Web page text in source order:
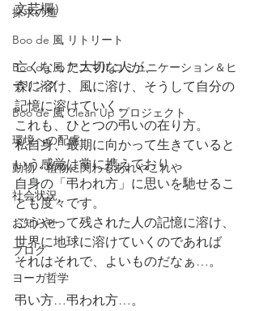
探求の道
Boo de 風 リトリート
Boo de 風 アニマルコミュニケーション＆ヒ
ーリング
Boo de 風 Clean Up プロジェクト
環境への配慮
動物・植物に関わるあれやこれや
社会状況
お知らせ
ブログ
ヨーガ哲学
文芸欄）
亡くなった大切な人が、
森に溶け、風に溶け、そうして自分の
記憶に溶けていく。
これも、ひとつの弔いの在り方。
私自身、最期に向かって生きていると
いう感覚は常に携えており
自身の「弔われ方」に思いを馳せるこ
とも度々です。
こうやって残された人の記憶に溶け、
世界に地球に溶けていくのであれば
それはそれで、よいものだなぁ…。
弔い方…弔われ方…。